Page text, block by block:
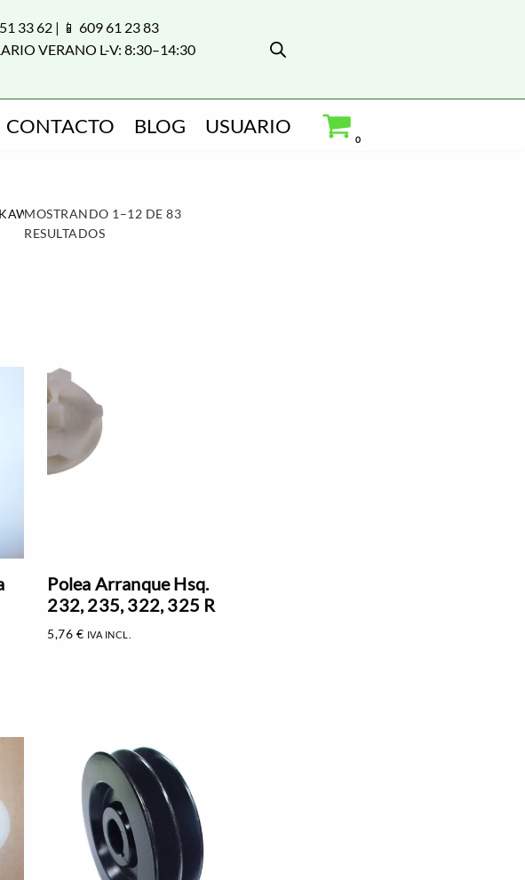
33 62 | 📱 609 61 23 83
VERANO L-V: 8:30–14:30
CONTACTO BLOG USUARIO
0
MOSTRANDO 1–12 DE 83
RESULTADOS
Polea Arranque Hsq.
232, 235, 322, 325 R
5,76 € IVA INCL.